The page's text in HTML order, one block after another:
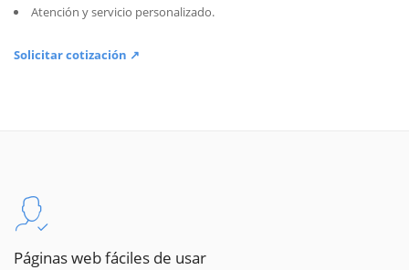
Atención y servicio personalizado.
Solicitar cotización ↗
Páginas web fáciles de usar